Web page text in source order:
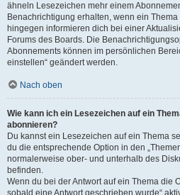
ähneln Lesezeichen mehr einem
Benachrichtigung erhalten, wenn ein
hingegen informieren dich bei einer
Forums des Boards. Die
Abonnements können im persönlichen
einstellen“ geändert werden.
Nach oben
Wie kann ich ein Lesezeichen auf ein
abonnieren?
Du kannst ein Lesezeichen auf ein Thema
du die entsprechende Option in den
normalerweise ober- und unterhalb des
befinden.
Wenn du bei der Antwort auf ein Thema die
sobald eine Antwort geschrieben wurde“